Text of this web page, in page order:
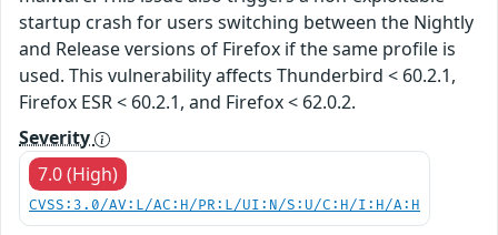
startup crash for users switching between the Nightly
and Release versions of Firefox if the same profile is
used. This vulnerability affects Thunderbird < 60.2.1,
Firefox ESR < 60.2.1, and Firefox < 62.0.2.
Severity
7.0 (High)
CVSS:3.0/AV:L/AC:H/PR:L/UI:N/S:U/C:H/I:H/A:H